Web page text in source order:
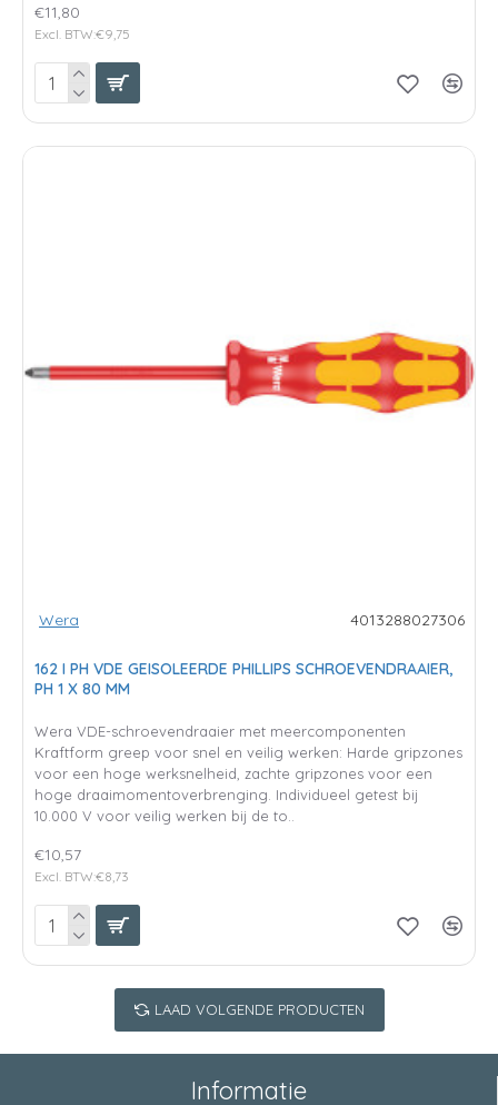
€11,80
Excl. BTW:€9,75
Wera 4013288027306
162 I PH VDE GEISOLEERDE PHILLIPS SCHROEVENDRAAIER,
PH 1 X 80 MM
Wera VDE-schroevendraaier met meercomponenten
Kraftform greep voor snel en veilig werken: Harde gripzones
voor een hoge werksnelheid, zachte gripzones voor een
hoge draaimomentoverbrenging. Individueel getest bij
10.000 V voor veilig werken bij de to..
€10,57
Excl. BTW:€8,73
LAAD VOLGENDE PRODUCTEN
Informatie